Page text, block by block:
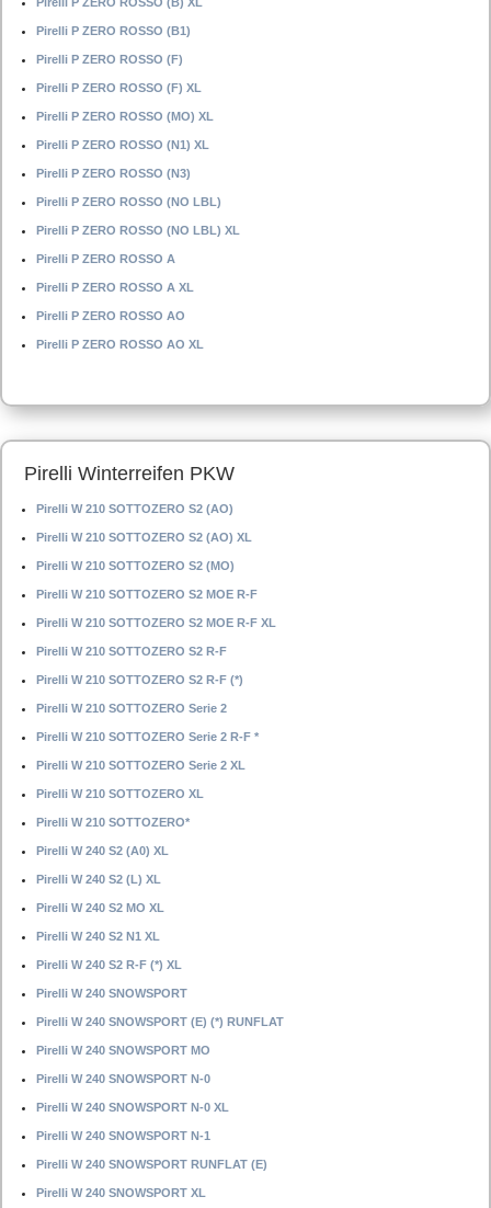
Pirelli P ZERO ROSSO (B1)
Pirelli P ZERO ROSSO (F)
Pirelli P ZERO ROSSO (F) XL
Pirelli P ZERO ROSSO (MO) XL
Pirelli P ZERO ROSSO (N1) XL
Pirelli P ZERO ROSSO (N3)
Pirelli P ZERO ROSSO (NO LBL)
Pirelli P ZERO ROSSO (NO LBL) XL
Pirelli P ZERO ROSSO A
Pirelli P ZERO ROSSO A XL
Pirelli P ZERO ROSSO AO
Pirelli P ZERO ROSSO AO XL
Pirelli Winterreifen PKW
Pirelli W 210 SOTTOZERO S2 (AO)
Pirelli W 210 SOTTOZERO S2 (AO) XL
Pirelli W 210 SOTTOZERO S2 (MO)
Pirelli W 210 SOTTOZERO S2 MOE R-F
Pirelli W 210 SOTTOZERO S2 MOE R-F XL
Pirelli W 210 SOTTOZERO S2 R-F
Pirelli W 210 SOTTOZERO S2 R-F (*)
Pirelli W 210 SOTTOZERO Serie 2
Pirelli W 210 SOTTOZERO Serie 2 R-F *
Pirelli W 210 SOTTOZERO Serie 2 XL
Pirelli W 210 SOTTOZERO XL
Pirelli W 210 SOTTOZERO*
Pirelli W 240 S2 (A0) XL
Pirelli W 240 S2 (L) XL
Pirelli W 240 S2 MO XL
Pirelli W 240 S2 N1 XL
Pirelli W 240 S2 R-F (*) XL
Pirelli W 240 SNOWSPORT
Pirelli W 240 SNOWSPORT (E) (*) RUNFLAT
Pirelli W 240 SNOWSPORT MO
Pirelli W 240 SNOWSPORT N-0
Pirelli W 240 SNOWSPORT N-0 XL
Pirelli W 240 SNOWSPORT N-1
Pirelli W 240 SNOWSPORT RUNFLAT (E)
Pirelli W 240 SNOWSPORT XL